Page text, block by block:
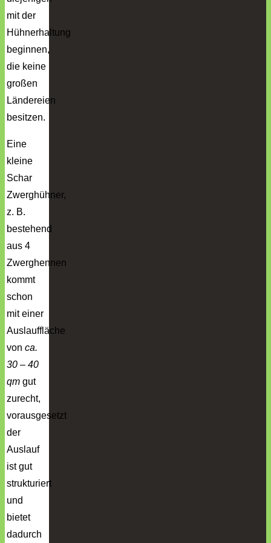
mit der
Hühnerhaltung
beginnen,
die keine
großen
Ländereien
besitzen.
Eine
kleine
Schar
Zwerghühner,
z. B.
bestehend
aus 4
Zwerghennen
kommt
schon
mit einer
Auslauffläche
von ca.
30 – 40
qmgut
zurecht,
vorausgesetzt
der
Auslauf
ist gut
strukturiert
und
bietet
dadurch